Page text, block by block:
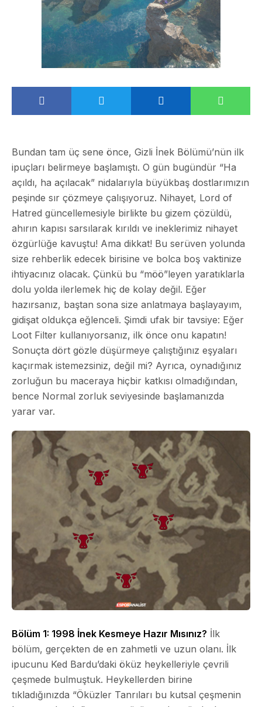
Bundan tam üç sene önce, Gizli İnek Bölümü’nün ilk
ipuçları belirmeye başlamıştı. O gün bugündür “Ha
açıldı, ha açılacak” nidalarıyla büyükbaş dostlarımızın
peşinde sır çözmeye çalışıyoruz. Nihayet, Lord of
Hatred güncellemesiyle birlikte bu gizem çözüldü,
ahırın kapısı sarsılarak kırıldı ve ineklerimiz nihayet
özgürlüğe kavuştu! Ama dikkat! Bu serüven yolunda
size rehberlik edecek birisine ve bolca boş vaktinize
ihtiyacınız olacak. Çünkü bu “möö”leyen yaratıklarla
dolu yolda ilerlemek hiç de kolay değil. Eğer
hazırsanız, baştan sona size anlatmaya başlayayım,
gidişat oldukça eğlenceli. Şimdi ufak bir tavsiye: Eğer
Loot Filter kullanıyorsanız, ilk önce onu kapatın!
Sonuçta dört gözle düşürmeye çalıştığınız eşyaları
kaçırmak istemezsiniz, değil mi? Ayrıca, oynadığınız
zorluğun bu maceraya hiçbir katkısı olmadığından,
bence Normal zorluk seviyesinde başlamanızda
yarar var.
Bölüm 1: 1998 İnek Kesmeye Hazır Mısınız? İlk
bölüm, gerçekten de en zahmetli ve uzun olanı. İlk
ipucunu Ked Bardu’daki öküz heykelleriyle çevrili
çeşmede bulmuştuk. Heykellerden birine
tıkladığınızda “Öküzler Tanrıları bu kutsal çeşmenin